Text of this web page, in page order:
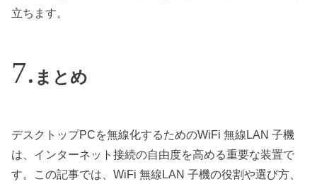
立ちます。
まとめ
デスクトップPCを無線化するためのWiFi 無線LAN 子機
は、インターネット接続の自由度を高める重要な装置で
す。この記事では、WiFi 無線LAN 子機の役割や選び方、